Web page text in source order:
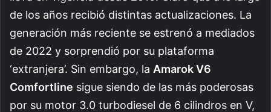
de los años recibió distintas actualizaciones. La
generación más reciente se estrenó a mediados
de 2022 y sorprendió por su plataforma
‘extranjera’. Sin embargo, la Amarok V6
Comfortline sigue siendo de las más poderosas
por su motor 3.0 turbodiesel de 6 cilindros en V,